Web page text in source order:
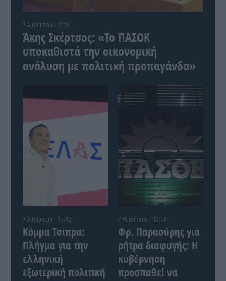
7 Αυγούστου - 19:01
Άκης Σκέρτσος: «Το ΠΑΣΟΚ
υποκαθιστά την οικονομική
ανάλυση με πολιτική προπαγάνδα»
7 Αυγούστου - 17:42
Κόμμα Τσίπρα:
Πλήγμα για την
ελληνική
εξωτερική πολιτική
7 Αυγούστου - 12:14
Φρ. Παρασύρης για
ρήτρα διαφυγής: Η
κυβέρνηση
προσπαθεί να